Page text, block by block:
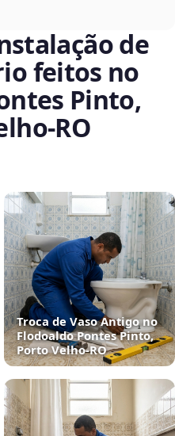
de
feitos no
Pinto,
Troca de Vaso Antigo no
Flodoaldo Pontes Pinto,
Porto Velho‑RO